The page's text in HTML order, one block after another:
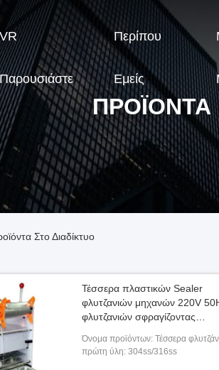
VR
Παρουσιάστε
Περίπου
Εμείς
ΠΡΟΪΌΝΤΑ
Στο Διαδίκτυο
Τέσσερα πλαστικών Sealer
φλυτζανιών μηχανών 220V
φλυτζανιών σφραγίζοντας
Όνομα προϊόντων: Τέσσερα
που σφραγίζουν τη μηχανή
πρώτη ύλη: 304ss/316ss